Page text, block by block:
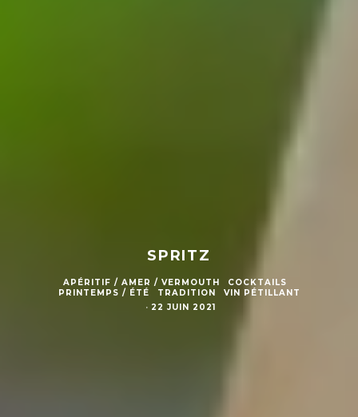
SPRITZ
APÉRITIF / AMER / VERMOUTH
COCKTAILS
PRINTEMPS / ÉTÉ
TRADITION
VIN PÉTILLANT
· 22 JUIN 2021